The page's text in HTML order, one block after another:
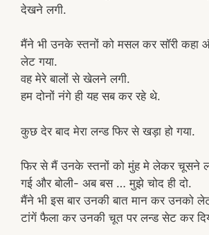
देखने लगी.
मैंने भी उनके स्तनों को मसल कर सॉरी कहा
लेट गया.
वह मेरे बालों से खेलने लगी.
हम दोनों नंगे ही यह सब कर रहे थे.
कुछ देर बाद मेरा लन्ड फिर से खड़ा हो गया.
फिर से मैं उनके स्तनों को मुंह मे लेकर चूसने
गई और बोली- अब बस … मुझे चोद ही दो.
मैंने भी इस बार उनकी बात मान कर उनको
टांगें फैला कर उनकी चूत पर लन्ड सेट कर